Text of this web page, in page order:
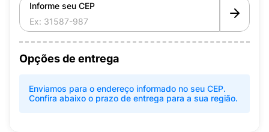
Informe seu CEP
Opções de entrega
Enviamos para o endereço informado no seu CEP.
Confira abaixo o prazo de entrega para a sua região.